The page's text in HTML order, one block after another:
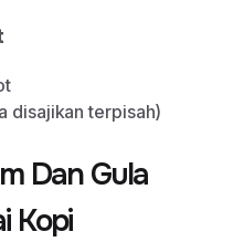
disajikan terpisah)
Dan Gula
Kopi